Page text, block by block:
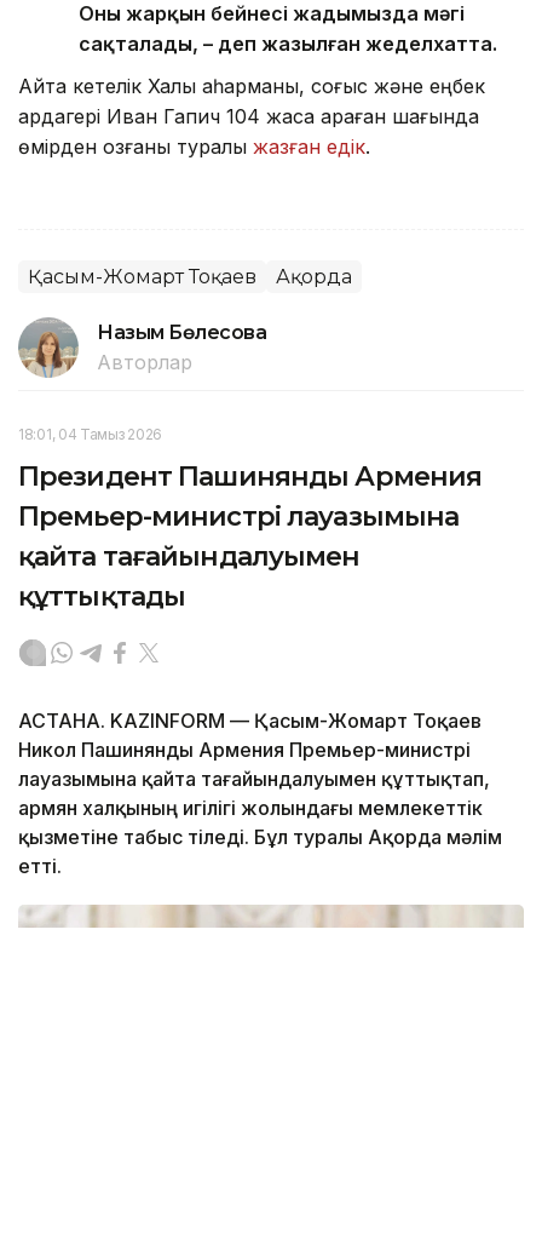
Оның жарқын бейнесі жадымызда мәңгі
сақталады, – деп жазылған жеделхатта.
Айта кетелік Халық қаһарманы, соғыс және еңбек
ардагері Иван Гапич 104 жасқа қараған шағында
өмірден озғаны туралы жазған едік.
Қасым-Жомарт Тоқаев Ақорда
Назым Бөлесова
Авторлар
18:01, 04 Тамыз 2026
Президент Пашинянды Армения
Премьер-министрі лауазымына
қайта тағайындалуымен
құттықтады
АСТАНА. KAZINFORM — Қасым-Жомарт Тоқаев
Никол Пашинянды Армения Премьер-министрі
лауазымына қайта тағайындалуымен құттықтап,
армян халқының игілігі жолындағы мемлекеттік
қызметіне табыс тіледі. Бұл туралы Ақорда мәлім
етті.